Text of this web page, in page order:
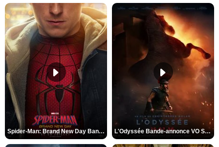
Spider-Man: Brand New Day Bande-annonce VO STFR L'Odyssée Bande-annonce VO STFR